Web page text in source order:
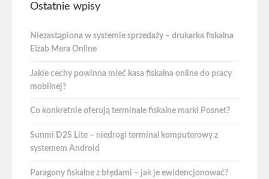
Ostatnie wpisy
Niezastąpiona w systemie sprzedaży – drukarka fiskalna
Elzab Mera Online
Jakie cechy powinna mieć kasa fiskalna online do pracy
mobilnej?
Co konkretnie oferują terminale fiskalne marki Posnet?
Sunmi D2S Lite – niedrogi terminal komputerowy z
systemem Android
Paragony fiskalne z błędami – jak je ewidencjonować?